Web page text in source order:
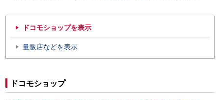
ドコモショップを表示
量販店などを表示
ドコモショップ